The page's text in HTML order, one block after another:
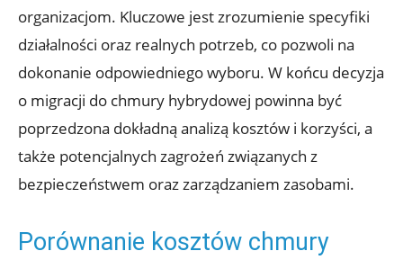
organizacjom. Kluczowe‍ jest zrozumienie specyfiki
działalności oraz realnych potrzeb, co ​pozwoli ‍na
dokonanie odpowiedniego ‍wyboru. W końcu decyzja
o‌ migracji do chmury hybrydowej powinna ⁢być
‌poprzedzona dokładną analizą kosztów i korzyści, a
także potencjalnych ‍zagrożeń związanych z
bezpieczeństwem oraz zarządzaniem zasobami.
Porównanie kosztów chmury